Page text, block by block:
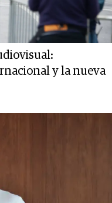
y la nueva